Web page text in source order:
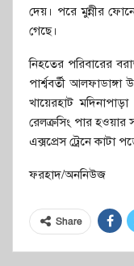
দেয়। পরে মুন্নীর
গেছে।
নিহতের পরিবারের
পার্শ্ববর্তী
খায়েরহাট
রেলক্রসিং পার হওয়ার
এক্সপ্রেস ট্রেনে কাটা
ফরহাদ/অননিউজ
Share